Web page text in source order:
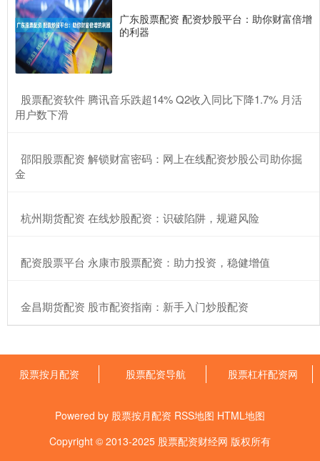
广东股票配资 配资炒股平台：助你财富倍增
的利器
​股票配资软件 腾讯音乐跌超14% Q2收入同比下降1.7% 月活
用户数下滑
​邵阳股票配资 解锁财富密码：网上在线配资炒股公司助你掘
金
​杭州期货配资 在线炒股配资：识破陷阱，规避风险
​配资股票平台 永康市股票配资：助力投资，稳健增值
​金昌期货配资 股市配资指南：新手入门炒股配资
股票按月配资 股票配资导航 股票杠杆配资网
Powered by 股票按月配资 RSS地图 HTML地图
Copyright © 2013-2025 股票配资财经网 版权所有